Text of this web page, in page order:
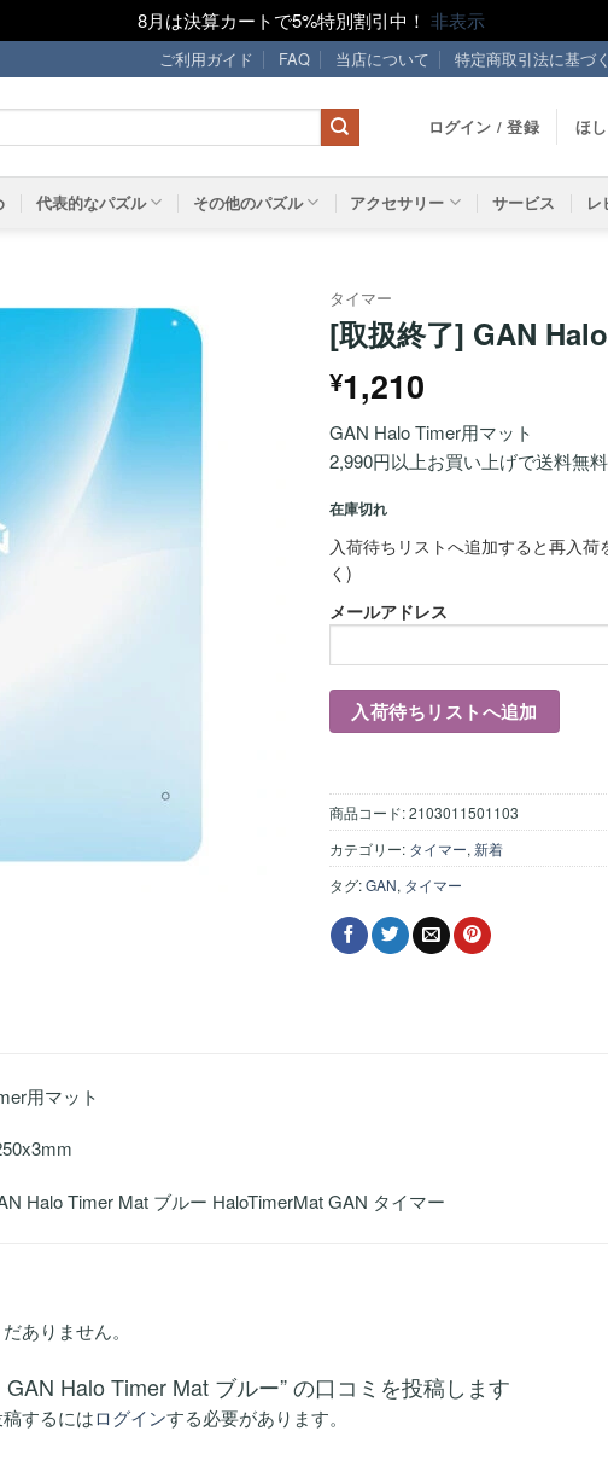
8月は決算カートで5%特別割引中！ 非表示
ご利用ガイド FAQ 当店について 特定商取引法に基づ
ログイン / 登録 ほ
代表的なパズル その他のパズル アクセサリー サービス レ
タイマー
[取扱終了] GAN
¥1,210
GAN Halo Timer用マット
2,990円以上お買い上げで送料無料
在庫切れ
入荷待ちリストへ追加すると再入
く)
メールアドレス
商品コード:2103011501103
カテゴリー: タイマー, 新着
タグ:GAN, タイマー
用マット
Halo Timer Mat ブルー HaloTimerMat GAN タイマー
ありません。
GAN Halo Timer Mat ブルー” の口コミを投稿します
するにはログインする必要があります。